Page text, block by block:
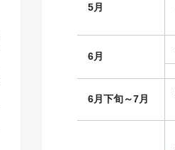
5月
6月
6月下旬～7月